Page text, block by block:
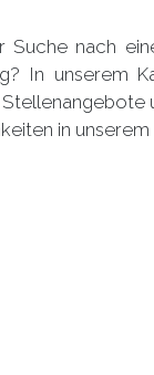
Suche nach
In unserem
in